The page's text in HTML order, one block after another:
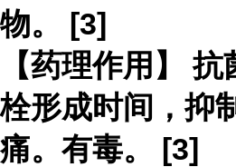
物。 [3]
【药理作用】
栓形成时间，抑
痛。有毒。 [3]